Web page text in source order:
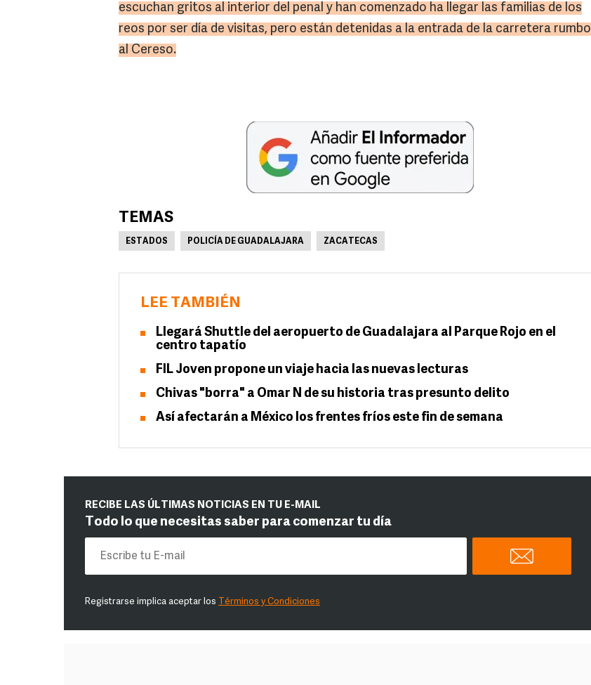
escuchan gritos al interior del penal y han comenzado ha llegar las familias de los
reos por ser día de visitas, pero están detenidas a la entrada de la carretera rumbo
al Cereso.
TEMAS
ESTADOS POLICÍA DE GUADALAJARA ZACATECAS
LEE TAMBIÉN
Llegará Shuttle del aeropuerto de Guadalajara al Parque Rojo en el
centro tapatío
FIL Joven propone un viaje hacia las nuevas lecturas
Chivas "borra" a Omar N de su historia tras presunto delito
Así afectarán a México los frentes fríos este fin de semana
RECIBE LAS ÚLTIMAS NOTICIAS EN TU E-MAIL
Todo lo que necesitas saber para comenzar tu día
Registrarse implica aceptar los Términos y Condiciones